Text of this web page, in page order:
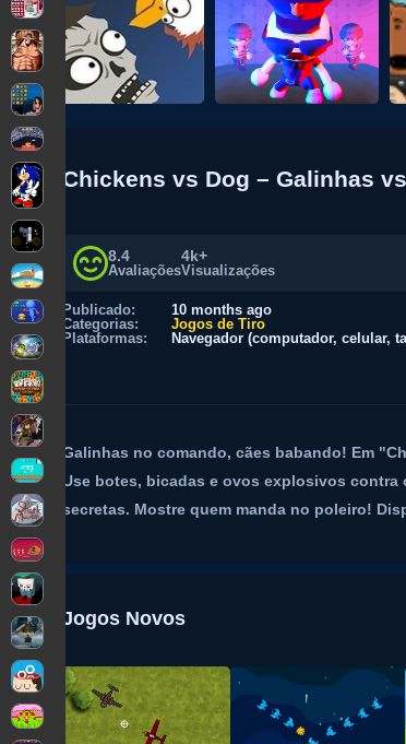
Chickens vs Dog – Galinhas
8.4
Avaliações
4k+
Visualizações
Publicado:
10 months ago
Categorias:
Jogos de Tiro
Plataformas:
Navegador (computador, celular,
Galinhas no comando, cães babando! Em
Use botes, bicadas e ovos explosivos
secretas. Mostre quem manda no poleiro!
Jogos Novos